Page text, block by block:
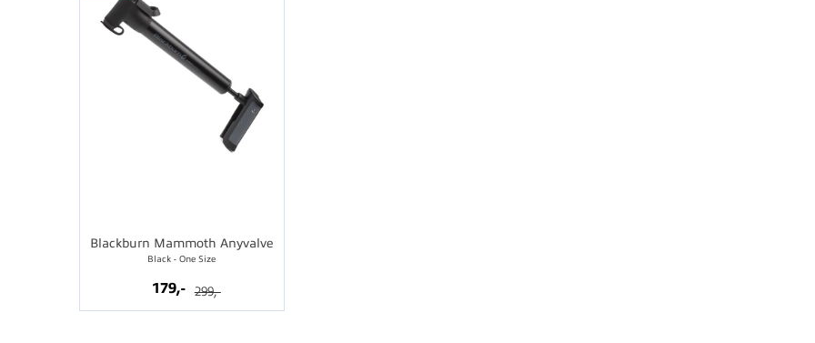
Blackburn Mammoth Anyvalve
Black - One Size
179,- 299,-